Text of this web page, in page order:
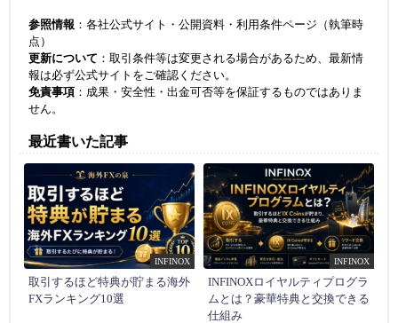
参照情報 ：各社公式サイト・公開資料・利用条件ページ（執筆時
点）
更新について ：取引条件等は変更される場合があるため、最新情
報は必ず公式サイトをご確認ください。
免責事項 ：成果・安全性・出金可否等を保証するものではありま
せん。
最近書いた記事
INFINOX
取引するほど特典が貯まる海外
FXランキング10選
INFINOX
INFINOXロイヤルティプログラ
ムとは？豪華特典と交換できる
仕組み